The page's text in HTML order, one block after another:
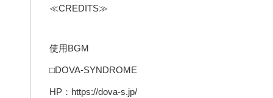
≪CREDITS≫
使用BGM
□DOVA-SYNDROME
HP：https://dova-s.jp/